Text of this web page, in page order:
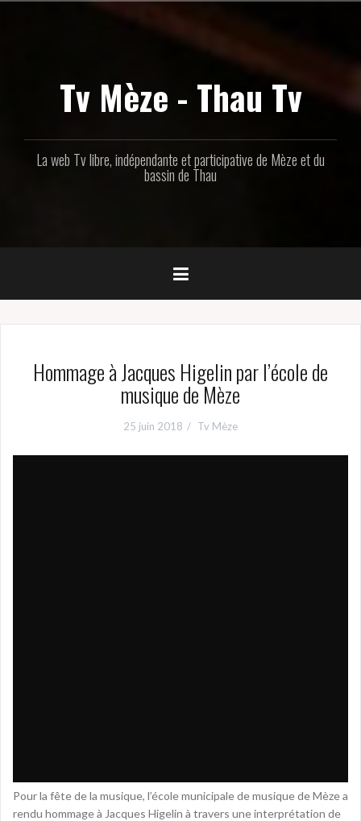
Tv Mèze - Thau Tv
La web Tv libre, indépendante et participative de Mèze et du
bassin de Thau
Hommage à Jacques Higelin par l’école de
musique de Mèze
25 juin 2018 Tv Mèze
Pour la fête de la musique, l’école municipale de musique de Mèze a
rendu hommage à Jacques Higelin à travers une interprétation de